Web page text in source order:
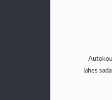
lähes